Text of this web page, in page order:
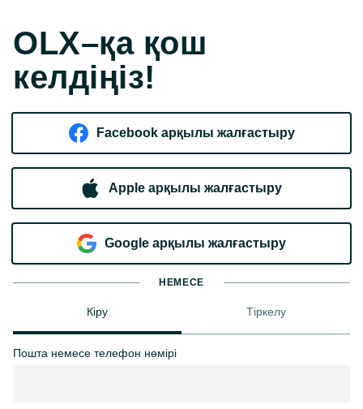
OLX–қа қош
келдіңіз!
Facebook арқылы жалғастыру
Apple арқылы жалғастыру
Google арқылы жалғастыру
НЕМЕСЕ
Кіру Тіркелу
Пошта немесе телефон нөмірі